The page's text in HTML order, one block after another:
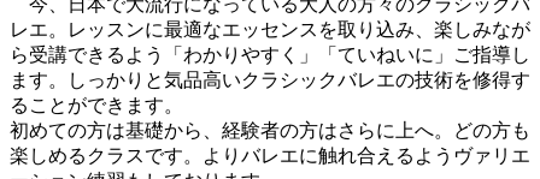
レエ。レッスンに最適なエッセンスを取り込み、楽しみなが
ら受講できるよう「わかりやすく」「ていねいに」ご指導し
ます。しっかりと気品高いクラシックバレエの技術を修得す
ることができます。
初めての方は基礎から、経験者の方はさらに上へ。どの方も
楽しめるクラスです。よりバレエに触れ合えるようヴァリエ